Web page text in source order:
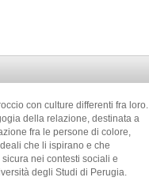
con culture differenti fra loro.
della relazione, destinata a
fra le persone di colore,
che li ispirano e che
nei contesti sociali e
degli Studi di Perugia.